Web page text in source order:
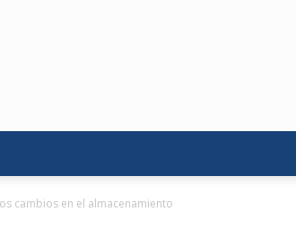
cambios en el almacenamiento